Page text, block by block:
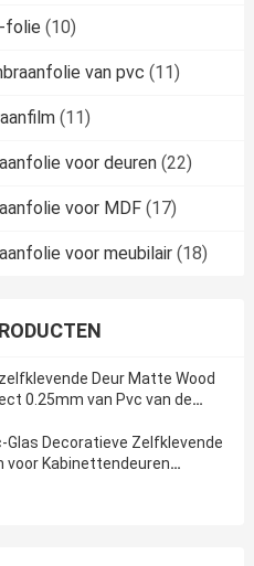
folie (10)
van pvc (11)
(11)
voor deuren (22)
voor MDF (17)
voor meubilair (18)
Deur Matte Wood
0.25mm van Pvc van de
Glas Decoratieve Zelfklevende
voor Kabinettendeuren